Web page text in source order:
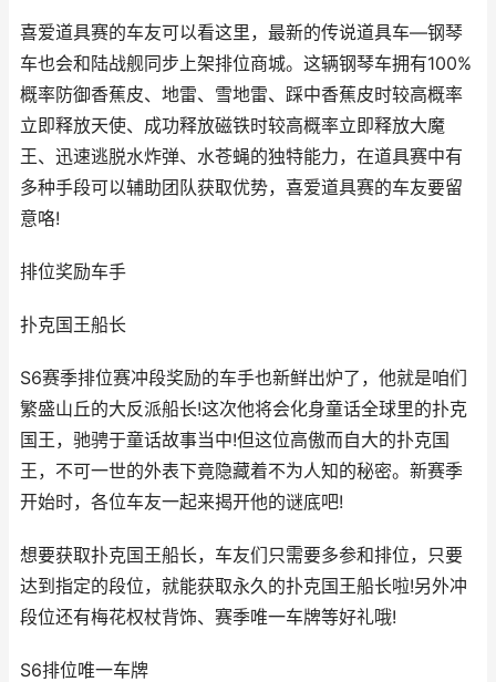
喜爱道具赛的车友可以看这里，最新的传说道具车—钢琴
车也会和陆战舰同步上架排位商城。这辆钢琴车拥有100%
概率防御香蕉皮、地雷、雪地雷、踩中香蕉皮时较高概率
立即释放天使、成功释放磁铁时较高概率立即释放大魔
王、迅速逃脱水炸弹、水苍蝇的独特能力，在道具赛中有
多种手段可以辅助团队获取优势，喜爱道具赛的车友要留
意咯!
排位奖励车手
扑克国王船长
S6赛季排位赛冲段奖励的车手也新鲜出炉了，他就是咱们
繁盛山丘的大反派船长!这次他将会化身童话全球里的扑克
国王，驰骋于童话故事当中!但这位高傲而自大的扑克国
王，不可一世的外表下竟隐藏着不为人知的秘密。新赛季
开始时，各位车友一起来揭开他的谜底吧!
想要获取扑克国王船长，车友们只需要多参和排位，只要
达到指定的段位，就能获取永久的扑克国王船长啦!另外冲
段位还有梅花权杖背饰、赛季唯一车牌等好礼哦!
S6排位唯一车牌